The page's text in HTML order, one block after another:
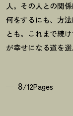
人。その人との関
何をするにも、方
とも。これまで続
が幸せになる道を選
8/12Pages